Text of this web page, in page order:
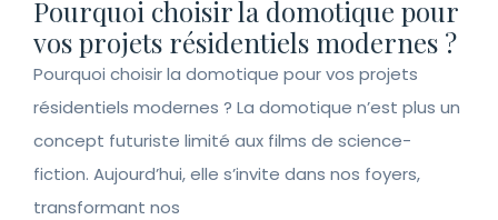
Pourquoi choisir la domotique pour
vos projets résidentiels modernes ?
Pourquoi choisir la domotique pour vos projets
résidentiels modernes ? La domotique n’est plus un
concept futuriste limité aux films de science-
fiction. Aujourd’hui, elle s’invite dans nos foyers,
transformant nos